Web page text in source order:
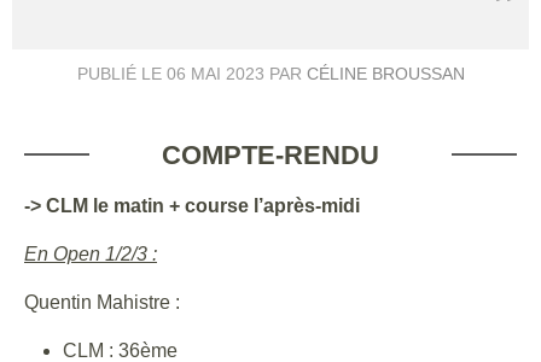
PUBLIÉ LE 06 MAI 2023 PAR CÉLINE BROUSSAN
COMPTE-RENDU
-> CLM le matin + course l’après-midi
En Open 1/2/3 :
Quentin Mahistre :
CLM : 36ème